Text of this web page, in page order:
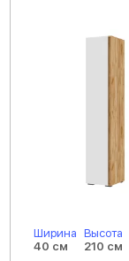
Ширина
40 см
Высота
210 см